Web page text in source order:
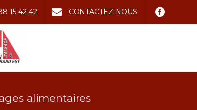
15 42 42 CONTACTEZ-NOUS
alimentaires